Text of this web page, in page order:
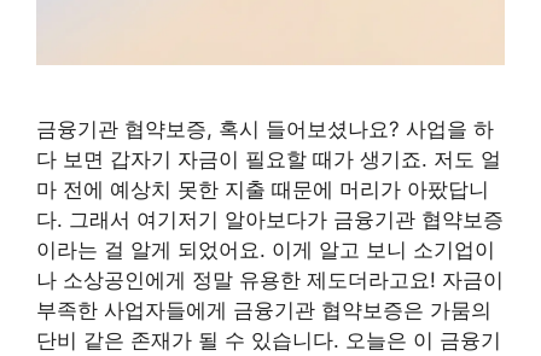
금융기관 협약보증, 혹시 들어보셨나요? 사업을 하
다 보면 갑자기 자금이 필요할 때가 생기죠. 저도 얼
마 전에 예상치 못한 지출 때문에 머리가 아팠답니
다. 그래서 여기저기 알아보다가 금융기관 협약보증
이라는 걸 알게 되었어요. 이게 알고 보니 소기업이
나 소상공인에게 정말 유용한 제도더라고요! 자금이
부족한 사업자들에게 금융기관 협약보증은 가뭄의
단비 같은 존재가 될 수 있습니다. 오늘은 이 금융기